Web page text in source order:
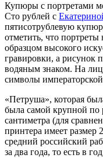
Купюры с портретами
Сто рублей с
пятисотрублевую
отметить, что
образцом высокого
гравировки, а рисунок
водяным знаком. На
символы
«Петруша», которая
была самой крупной
сантиметра (для
принтера имеет размер
средний российский
за два года, то есть в